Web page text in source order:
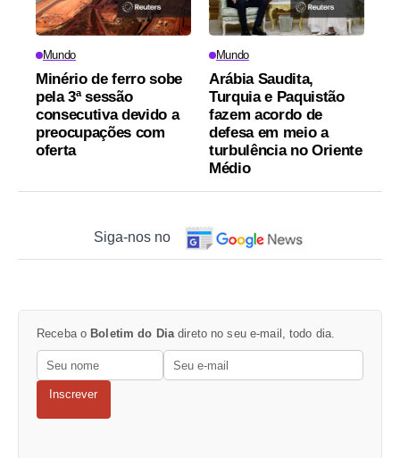
Mundo
Minério de ferro sobe
pela 3ª sessão
consecutiva devido a
preocupações com
oferta
Mundo
Arábia Saudita,
Turquia e Paquistão
fazem acordo de
defesa em meio a
turbulência no Oriente
Médio
Siga-nos no
Receba o Boletim do Dia direto no seu e-mail, todo dia.
Inscrever